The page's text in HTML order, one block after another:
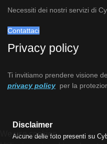
Necessiti dei nostri servizi di
Contattaci
Privacy policy
Ti invitiamo prendere visione
privacy policy per la
Disclaimer
Alcune delle foto presenti su
We use cookies